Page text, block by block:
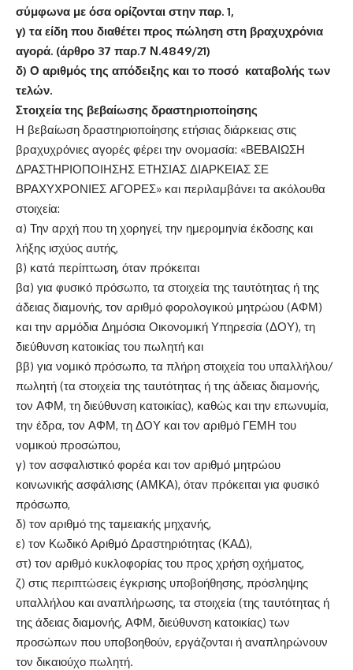
σύμφωνα με όσα ορίζονται στην παρ. 1,
γ) τα είδη που διαθέτει προς πώληση στη βραχυχρόνια
αγορά. (άρθρο 37 παρ.7 Ν.4849/21)
δ) Ο αριθμός της απόδειξης και το ποσό καταβολής των
τελών.
Στοιχεία της βεβαίωσης δραστηριοποίησης
Η βεβαίωση δραστηριοποίησης ετήσιας διάρκειας στις
βραχυχρόνιες αγορές φέρει την ονομασία: «ΒΕΒΑΙΩΣΗ
ΔΡΑΣΤΗΡΙΟΠΟΙΗΣΗΣ ΕΤΗΣΙΑΣ ΔΙΑΡΚΕΙΑΣ ΣΕ
ΒΡΑΧΥΧΡΟΝΙΕΣ ΑΓΟΡΕΣ» και περιλαμβάνει τα ακόλουθα
στοιχεία:
α) Την αρχή που τη χορηγεί, την ημερομηνία έκδοσης και
λήξης ισχύος αυτής,
β) κατά περίπτωση, όταν πρόκειται
βα) για φυσικό πρόσωπο, τα στοιχεία της ταυτότητας ή της
άδειας διαμονής, τον αριθμό φορολογικού μητρώου (ΑΦΜ)
και την αρμόδια Δημόσια Οικονομική Υπηρεσία (ΔΟΥ), τη
διεύθυνση κατοικίας του πωλητή και
ββ) για νομικό πρόσωπο, τα πλήρη στοιχεία του υπαλλήλου/
πωλητή (τα στοιχεία της ταυτότητας ή της άδειας διαμονής,
τον ΑΦΜ, τη διεύθυνση κατοικίας), καθώς και την επωνυμία,
την έδρα, τον ΑΦΜ, τη ΔΟΥ και τον αριθμό ΓΕΜΗ του
νομικού προσώπου,
γ) τον ασφαλιστικό φορέα και τον αριθμό μητρώου
κοινωνικής ασφάλισης (ΑΜΚΑ), όταν πρόκειται για φυσικό
πρόσωπο,
δ) τον αριθμό της ταμειακής μηχανής,
ε) τον Κωδικό Αριθμό Δραστηριότητας (ΚΑΔ),
στ) τον αριθμό κυκλοφορίας του προς χρήση οχήματος,
ζ) στις περιπτώσεις έγκρισης υποβοήθησης, πρόσληψης
υπαλλήλου και αναπλήρωσης, τα στοιχεία (της ταυτότητας ή
της άδειας διαμονής, ΑΦΜ, διεύθυνση κατοικίας) των
προσώπων που υποβοηθούν, εργάζονται ή αναπληρώνουν
τον δικαιούχο πωλητή.